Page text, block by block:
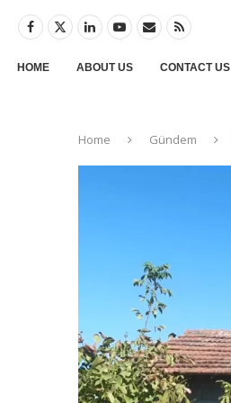
HOME ABOUT US CONTACT US
Home Gündem